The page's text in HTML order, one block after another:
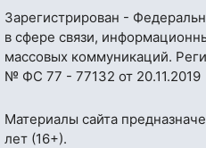
Зарегистрирован -
в сфере связи,
массовых коммуникаций.
№ ФС 77 - 77132 от 20.11.2019
Материалы сайта
лет (16+).